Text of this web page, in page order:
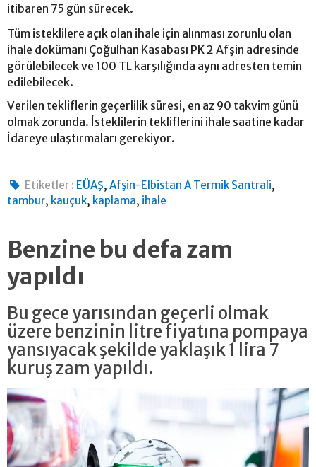
itibaren 75 gün sürecek.
Tüm isteklilere açık olan ihale için alınması zorunlu olan
ihale dokümanı Çoğulhan Kasabası PK 2 Afşin adresinde
görülebilecek ve 100 TL karşılığında aynı adresten temin
edilebilecek.
Verilen tekliflerin geçerlilik süresi, en az 90 takvim günü
olmak zorunda. İsteklilerin tekliflerini ihale saatine kadar
İdareye ulaştırmaları gerekiyor.
Etiketler : EÜAŞ,Afşin-Elbistan A Termik Santrali,
tambur, kauçuk, kaplama, ihale
Benzine bu defa zam
yapıldı
Bu gece yarısından geçerli olmak
üzere benzinin litre fiyatına pompaya
yansıyacak şekilde yaklaşık 1 lira 7
kuruş zam yapıldı.